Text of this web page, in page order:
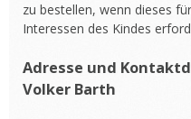
zu bestellen, wenn dieses
Interessen des Kindes
Adresse und
Volker Barth